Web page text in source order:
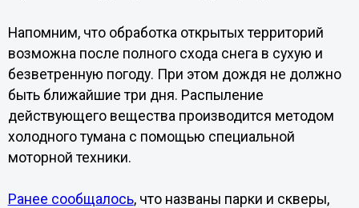
Напомним, что обработка открытых территорий
возможна после полного схода снега в сухую и
безветренную погоду. При этом дождя не должно
быть ближайшие три дня. Распыление
действующего вещества производится методом
холодного тумана с помощью специальной
моторной техники.
Ранее сообщалось, что названы парки и скверы,